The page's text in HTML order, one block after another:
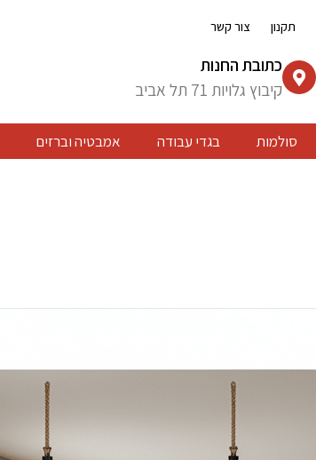
תקנון צור קשר
כתובת החנות
קיבוץ גלויות 71 תל אביב
סולמות בגדי עבודה אמבטיה וברזים